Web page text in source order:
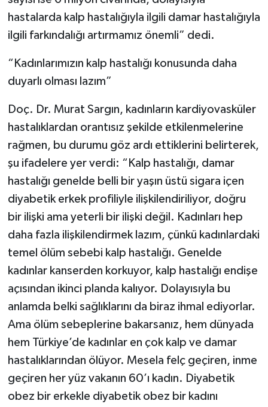
hastalarda kalp hastalığıyla ilgili damar hastalığıyla
ilgili farkındalığı artırmamız önemli” dedi.
“Kadınlarımızın kalp hastalığı konusunda daha
duyarlı olması lazım”
Doç. Dr. Murat Sargın, kadınların kardiyovasküler
hastalıklardan orantısız şekilde etkilenmelerine
rağmen, bu durumu göz ardı ettiklerini belirterek,
şu ifadelere yer verdi: “Kalp hastalığı, damar
hastalığı genelde belli bir yaşın üstü sigara içen
diyabetik erkek profiliyle ilişkilendiriliyor, doğru
bir ilişki ama yeterli bir ilişki değil. Kadınları hep
daha fazla ilişkilendirmek lazım, çünkü kadınlardaki
temel ölüm sebebi kalp hastalığı. Genelde
kadınlar kanserden korkuyor, kalp hastalığı endişe
açısından ikinci planda kalıyor. Dolayısıyla bu
anlamda belki sağlıklarını da biraz ihmal ediyorlar.
Ama ölüm sebeplerine bakarsanız, hem dünyada
hem Türkiye’de kadınlar en çok kalp ve damar
hastalıklarından ölüyor. Mesela felç geçiren, inme
geçiren her yüz vakanın 60’ı kadın. Diyabetik
obez bir erkekle diyabetik obez bir kadını